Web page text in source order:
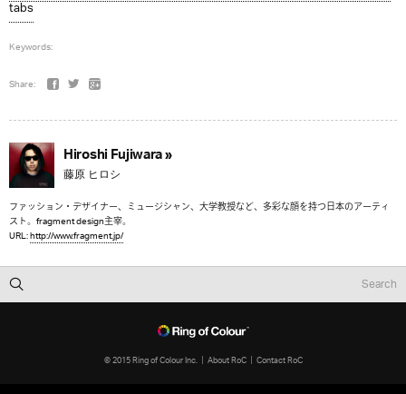
tabs
Keywords:
Share:
Hiroshi Fujiwara »
藤原 ヒロシ
ファッション・デザイナー、ミュージシャン、大学教授など、多彩な顔を持つ日本のアーティ
スト。fragment design主宰。
URL:http://www.fragment.jp/
© 2015 Ring of Colour Inc. About RoC Contact RoC